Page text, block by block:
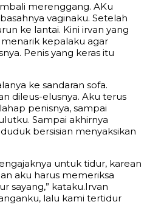
merenggang. AKu
vaginaku. Setelah
ke lantai. Kini irvan yang
kepalaku agar
Penis yang keras itu
ke sandaran sofa.
dileus-elusnya. Aku terus
penisnya, sampai
Sampai akhirnya
bersisian menyaksikan
untuk tidur, karean
aku harus memeriksa
sayang,” kataku.Irvan
lalu kami tertidur